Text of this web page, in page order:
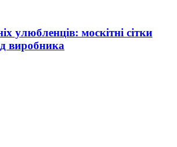
улюбленців: москітні сітки
виробника